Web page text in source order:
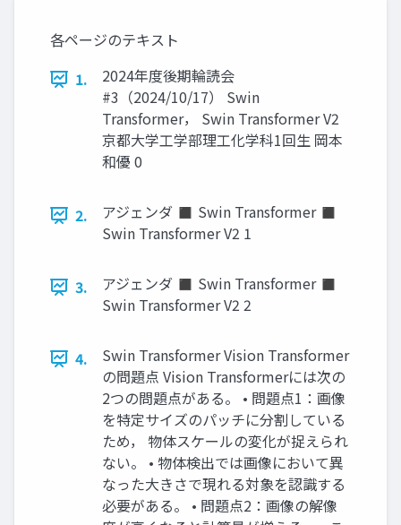
各ページのテキスト
1.
2024年度後期輪読会
#3（2024/10/17） Swin
Transformer， Swin Transformer V2
京都大学工学部理工化学科1回生 岡本
和優 0
2.
アジェンダ ◼ Swin Transformer ◼
Swin Transformer V2 1
3.
アジェンダ ◼ Swin Transformer ◼
Swin Transformer V2 2
4.
Swin Transformer Vision Transformer
の問題点 Vision Transformerには次の
2つの問題点がある。 • 問題点1：画像
を特定サイズのパッチに分割している
ため， 物体スケールの変化が捉えられ
ない。 • 物体検出では画像において異
なった大きさで現れる対象を認識する
必要がある。 • 問題点2：画像の解像